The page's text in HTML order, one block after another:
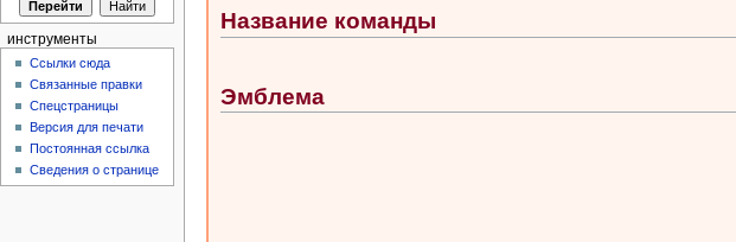
Название команды
Эмблема
инструменты
Ссылки сюда
Связанные правки
Спецстраницы
Версия для печати
Постоянная ссылка
Сведения о странице